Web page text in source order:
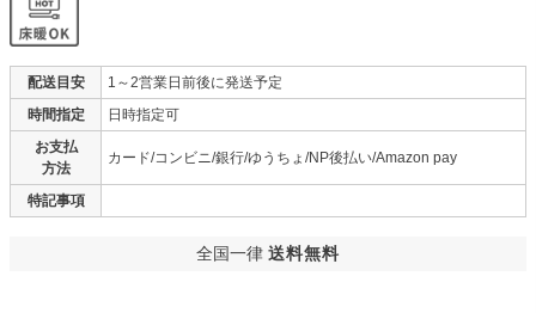
配送目安
1～2営業日前後に発送予定
時間指定
日時指定可
お支払
方法
カード/コンビニ/銀行/ゆうちょ/NP後払い/Amazon pay
特記事項
全国一律 送料無料